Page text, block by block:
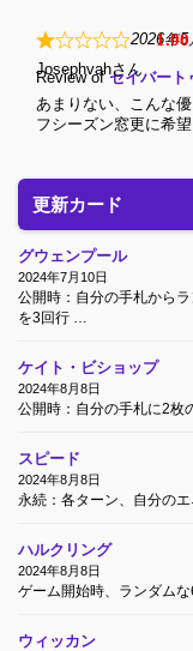
1
2026年5
Review of セイバート
あまりない、こんな
フシーズン窓更に希望
Josephvah
更新カード
グウェンプール
2024年7月10日
公開時：自分の手札から
を3回行 …
ケイト・ビショップ
2024年8月8日
公開時：自分の手札に2枚
スピード
2024年8月8日
永続：各ターン、自分の
ハルクリング
2024年8月8日
ゲーム開始時、ランダム
ウィッカン